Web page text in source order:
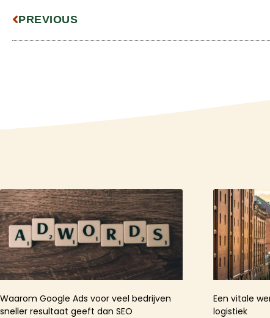
PREVIOUS
Waarom Google Ads voor veel bedrijven
sneller resultaat geeft dan SEO
Een vitale
logistiek